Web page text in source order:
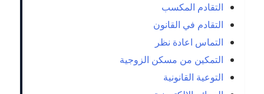
التقادم المكسب
التقادم في القانون
التماس اعادة نظر
التمكين من مسكن الزوجية
التوعية القانونية